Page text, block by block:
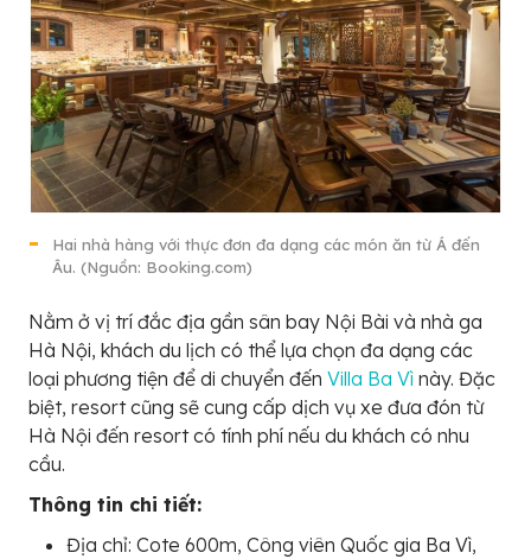
Hai nhà hàng với thực đơn đa dạng các món ăn từ Á đến
Âu. (Nguồn: Booking.com)
Nằm ở vị trí đắc địa gần sân bay Nội Bài và nhà ga
Hà Nội, khách du lịch có thể lựa chọn đa dạng các
loại phương tiện để di chuyển đến Villa Ba Vì này. Đặc
biệt, resort cũng sẽ cung cấp dịch vụ xe đưa đón từ
Hà Nội đến resort có tính phí nếu du khách có nhu
cầu.
Thông tin chi tiết:
Địa chỉ: Cote 600m, Công viên Quốc gia Ba Vì,